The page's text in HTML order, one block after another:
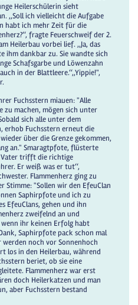
Heilerschülerin sieht
,,Soll ich vielleicht die Aufgabe
habt ich mehr Zeit für die
fragte Feuerschweif der 2.
Heilerbau vorbei lief. ,,Ja, das
ihm dankbar zu. Sie wandte sich
Schafsgarbe und Löwenzahn
in der Blattleere.‘‘,,Yippie!",
Fuchsstern miauen: "Alle
zu machen, mögen sich unter
sich alle unter dem
erhob Fuchsstern erneut die
über die Grenze gekommen,
an." Smaragtpfote, flüsterte
Vater trifft die richtige
Er weiß was er tut‘‘,
Flammenherz ging zu
Stimme: "Sollen wir den EfeuClan
Saphirpfote und ich zu
EfeuClans, gehen und ihn
zweifelnd an und
ihr keinen Erfolg habt
Saphirpfote pack schon mal
werden noch vor Sonnenhoch
los in den Heilerbau, während
beriet, ob sie eine
Flammenherz war erst
doch Heilerkatzen und man
aber Fuchsstern bestand